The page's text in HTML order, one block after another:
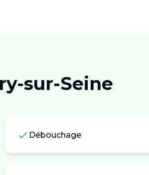
sur-Seine
Débouchage